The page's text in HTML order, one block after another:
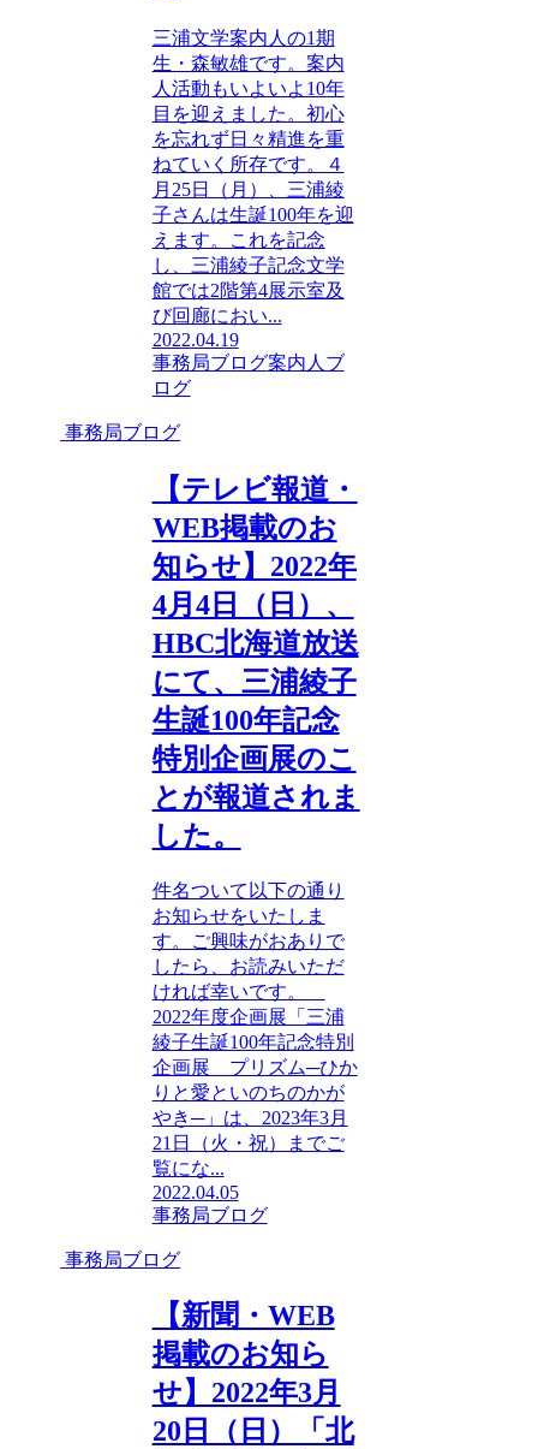
三浦文学案内人の1期
生・森敏雄です。案内
人活動もいよいよ10年
目を迎えました。初心
を忘れず日々精進を重
ねていく所存です。４
月25日（月）、三浦綾
子さんは生誕100年を迎
えます。これを記念
し、三浦綾子記念文学
館では2階第4展示室及
び回廊におい...
2022.04.19
事務局ブログ案内人ブ
ログ
事務局ブログ
【テレビ報道・
WEB掲載のお
知らせ】2022年
4月4日（日）、
HBC北海道放送
にて、三浦綾子
生誕100年記念
特別企画展のこ
とが報道されま
した。
件名ついて以下の通り
お知らせをいたしま
す。ご興味がおありで
したら、お読みいただ
ければ幸いです。
2022年度企画展「三浦
綾子生誕100年記念特別
企画展 プリズム─ひか
りと愛といのちのかが
やき─」は、2023年3月
21日（火・祝）までご
覧にな...
2022.04.05
事務局ブログ
事務局ブログ
【新聞・WEB
掲載のお知ら
せ】2022年3月
20日（日）「北